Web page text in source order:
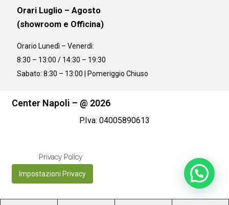
Orari Luglio – Agosto
(showroom e Officina)
Orario Lunedì – Venerdì:
8:30 – 13:00 / 14:30 – 19:30
Sabato: 8:30 – 13:00 | Pomeriggio Chiuso
Center Napoli – @ 2026
P.Iva: 04005890613
Privacy Policy
Impostazioni Privacy